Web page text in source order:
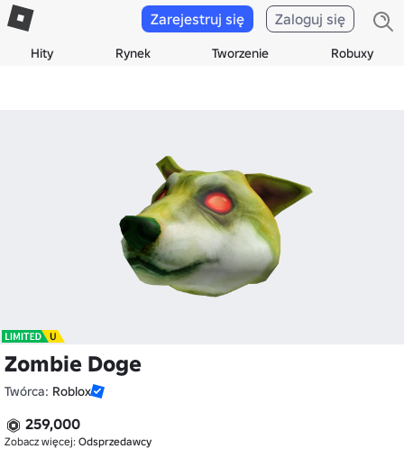
Hity Rynek Tworzenie Robuxy
Zarejestruj się Zaloguj się
Zombie Doge
Twórca: Roblox
259,000
Zobacz więcej: Odsprzedawcy